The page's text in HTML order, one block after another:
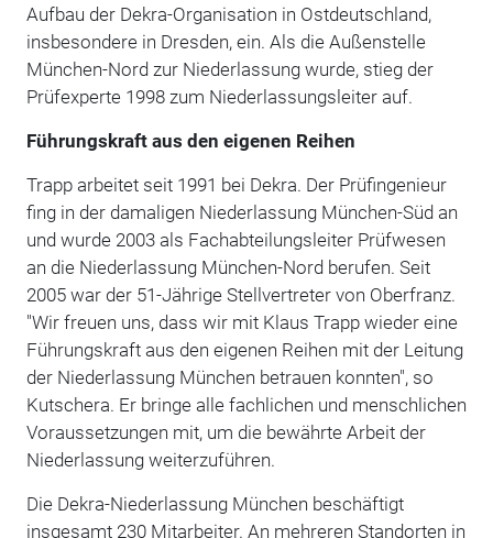
Aufbau der Dekra-Organisation in Ostdeutschland,
insbesondere in Dresden, ein. Als die Außenstelle
München-Nord zur Niederlassung wurde, stieg der
Prüfexperte 1998 zum Niederlassungsleiter auf.
Führungskraft aus den eigenen Reihen
Trapp arbeitet seit 1991 bei Dekra. Der Prüfingenieur
fing in der damaligen Niederlassung München-Süd an
und wurde 2003 als Fachabteilungsleiter Prüfwesen
an die Niederlassung München-Nord berufen. Seit
2005 war der 51-Jährige Stellvertreter von Oberfranz.
"Wir freuen uns, dass wir mit Klaus Trapp wieder eine
Führungskraft aus den eigenen Reihen mit der Leitung
der Niederlassung München betrauen konnten", so
Kutschera. Er bringe alle fachlichen und menschlichen
Voraussetzungen mit, um die bewährte Arbeit der
Niederlassung weiterzuführen.
Die Dekra-Niederlassung München beschäftigt
insgesamt 230 Mitarbeiter. An mehreren Standorten in